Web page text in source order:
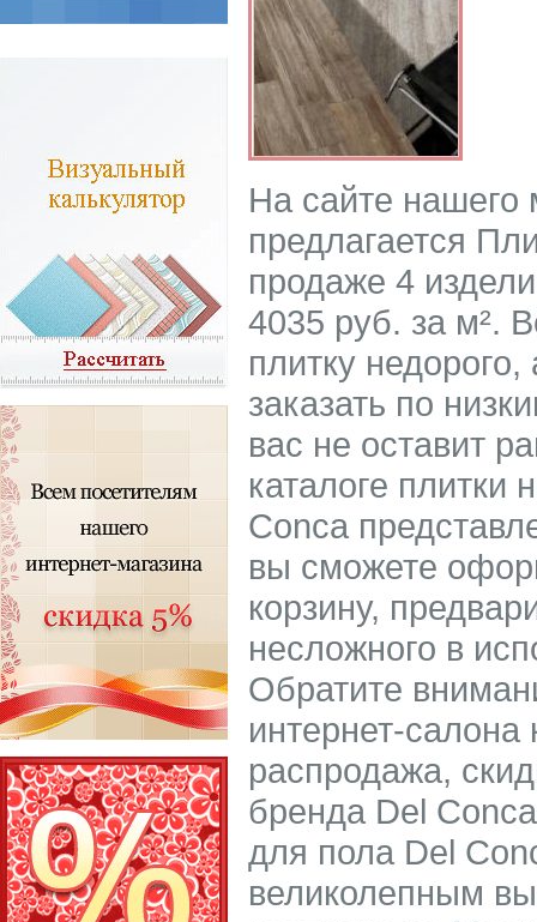
На сайте
предлагается
продаже 4
4035 руб. за м².
плитку
заказать по
вас не оставит
каталоге
Conca
вы сможете
корзину,
несложного в
Обратите
интернет-
распродажа,
бренда Del
для пола Del
великолепным